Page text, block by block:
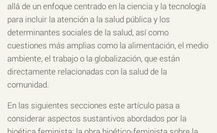
allá de un enfoque centrado en la ciencia y la tecnología
para incluir la atención a la salud pública y los
determinantes sociales de la salud, así como
cuestiones más amplias como la alimentación, el medio
ambiente, el trabajo o la globalización, que están
directamente relacionadas con la salud de la
comunidad.
En las siguientes secciones este artículo pasa a
considerar aspectos sustantivos abordados por la